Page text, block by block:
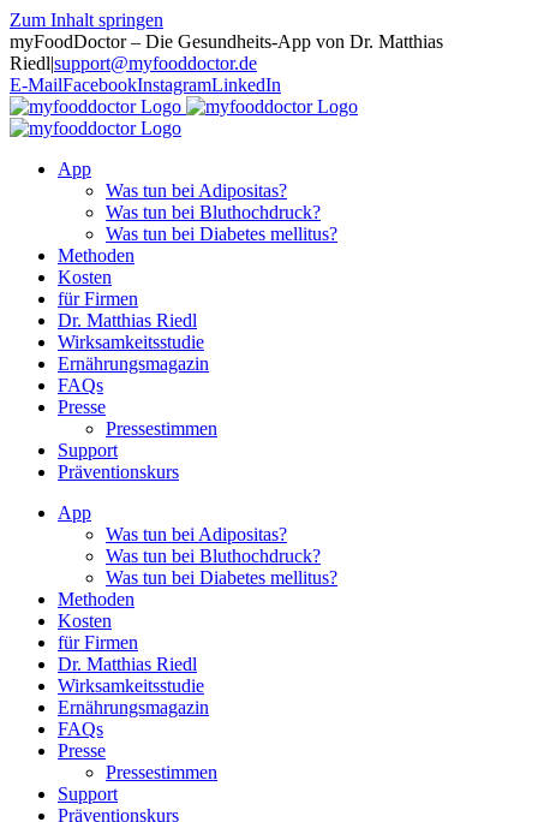
Zum Inhalt springen
myFoodDoctor – Die Gesundheits-App von Dr. Matthias
Riedl|support@myfooddoctor.de
E-MailFacebookInstagramLinkedIn
App
Was tun bei Adipositas?
Was tun bei Bluthochdruck?
Was tun bei Diabetes mellitus?
Methoden
Kosten
für Firmen
Dr. Matthias Riedl
Wirksamkeitsstudie
Ernährungsmagazin
FAQs
Presse
Pressestimmen
Support
Präventionskurs
App
Was tun bei Adipositas?
Was tun bei Bluthochdruck?
Was tun bei Diabetes mellitus?
Methoden
Kosten
für Firmen
Dr. Matthias Riedl
Wirksamkeitsstudie
Ernährungsmagazin
FAQs
Presse
Pressestimmen
Support
Präventionskurs